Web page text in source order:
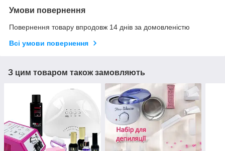
Умови повернення
Повернення товару впродовж 14 днів за домовленістю
Всі умови повернення
З цим товаром також замовляють